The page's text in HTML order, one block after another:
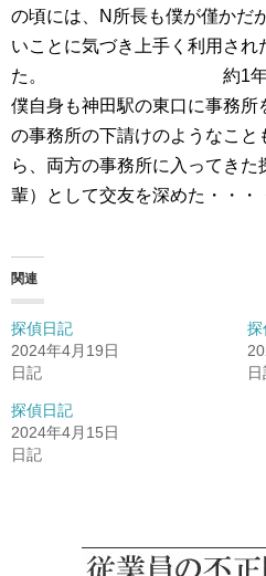
の頃には、N所長も僕が僅かだ
いことに気づき上手く利用され
た。 約1年後、N所
僕自身も神田駅の東口に事務所
の事務所の下請けのようなこと
ら、両方の事務所に入ってき
輩）として交友を深めた・・・
関連
探偵日記
2024年4月19日
日記
探偵日記
2024年4月15日
日記